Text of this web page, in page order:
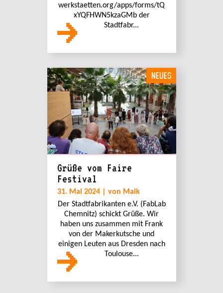
werkstaetten.org/apps/forms/tQ
xYQFHWN5kzaGMb der
Stadtfabr...
NEUES
Grüße vom Faire
Festival
31. Mai 2024 | von Maik
Der Stadtfabrikanten e.V. (FabLab
Chemnitz) schickt Grüße. Wir
haben uns zusammen mit Frank
von der Makerkutsche und
einigen Leuten aus Dresden nach
Toulouse...